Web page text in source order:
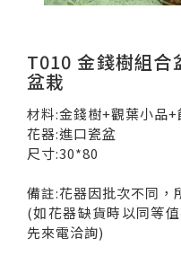
T010 金錢樹組合
盆栽
材料:金錢樹+觀葉小品+
花器:進口瓷盆
尺寸:30*80
備註:花器因批次不同，
(如花器缺貨時以同等
先來電洽詢)